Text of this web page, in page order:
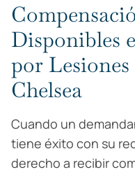
Disponibles
por Lesiones
Chelsea
Cuando un
tiene éxito con su
derecho a recibir